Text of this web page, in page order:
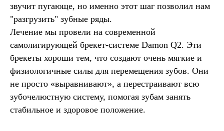
звучит пугающе, но именно этот шаг позволил нам
"разгрузить" зубные ряды.
Лечение мы провели на современной
самолигирующей брекет-системе Damon Q2. Эти
брекеты хороши тем, что создают очень мягкие и
физиологичные силы для перемещения зубов. Они
не просто «выравнивают», а перестраивают всю
зубочелюстную систему, помогая зубам занять
стабильное и здоровое положение.